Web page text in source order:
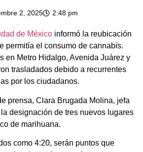
2, 2025 2:48 pm
de México informó la reubicación
permitía el consumo de cannabis.
en Metro Hidalgo, Avenida Juárez y
trasladados debido a recurrentes
por los ciudadanos.
prensa, Clara Brugada Molina, jefa
designación de tres nuevos lugares
de marihuana.
como 4:20, serán puntos que